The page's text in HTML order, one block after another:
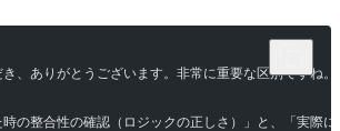
、ありがとうございます。非常に重要な区別ですね。
時の整合性の確認（ロジックの正しさ）」と、「実際